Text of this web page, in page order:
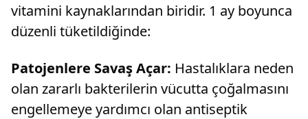
vitamini kaynaklarından biridir. 1 ay boyunca
düzenli tüketildiğinde:
Patojenlere Savaş Açar: Hastalıklara neden
olan zararlı bakterilerin vücutta çoğalmasını
engellemeye yardımcı olan antiseptik